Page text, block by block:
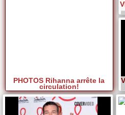
PHOTOS Rihanna arrête la
circulation!